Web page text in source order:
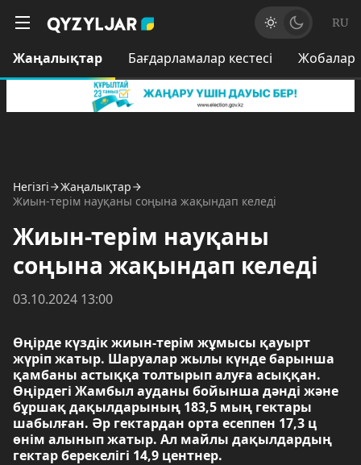
RU
Жаңалықтар Бағдарламалар кестесі Жобалар
Негізгі
Жаңалықтар
Жиын-терім науқаны соңына жақындап келеді
Жиын-терім науқаны
соңына жақындап келеді
03.10.2024 13:00
Өңірде күздік жиын-терім жұмысы қауырт
жүріп жатыр. Шаруалар жылы күнде барынша
қамбаны астыққа толтырып алуға асыққан.
Өңірдегі Жамбыл ауданы бойынша дәнді және
бұршақ дақылдарының 183,5 мың гектары
шабылған. Әр гектардан орта есеппен 17,3 ц
өнім алынып жатыр. Ал майлы дақылдардың
гектар берекелігі 14,9 центнер.